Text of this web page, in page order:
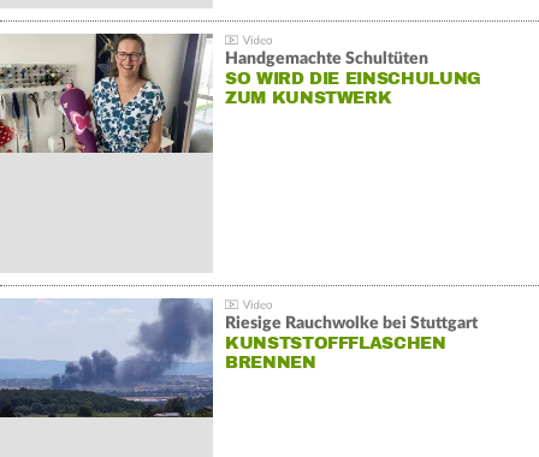
Handgemachte Schultüten
SO WIRD DIE EINSCHULUNG
ZUM KUNSTWERK
Riesige Rauchwolke bei Stuttgart
KUNSTSTOFFFLASCHEN
BRENNEN